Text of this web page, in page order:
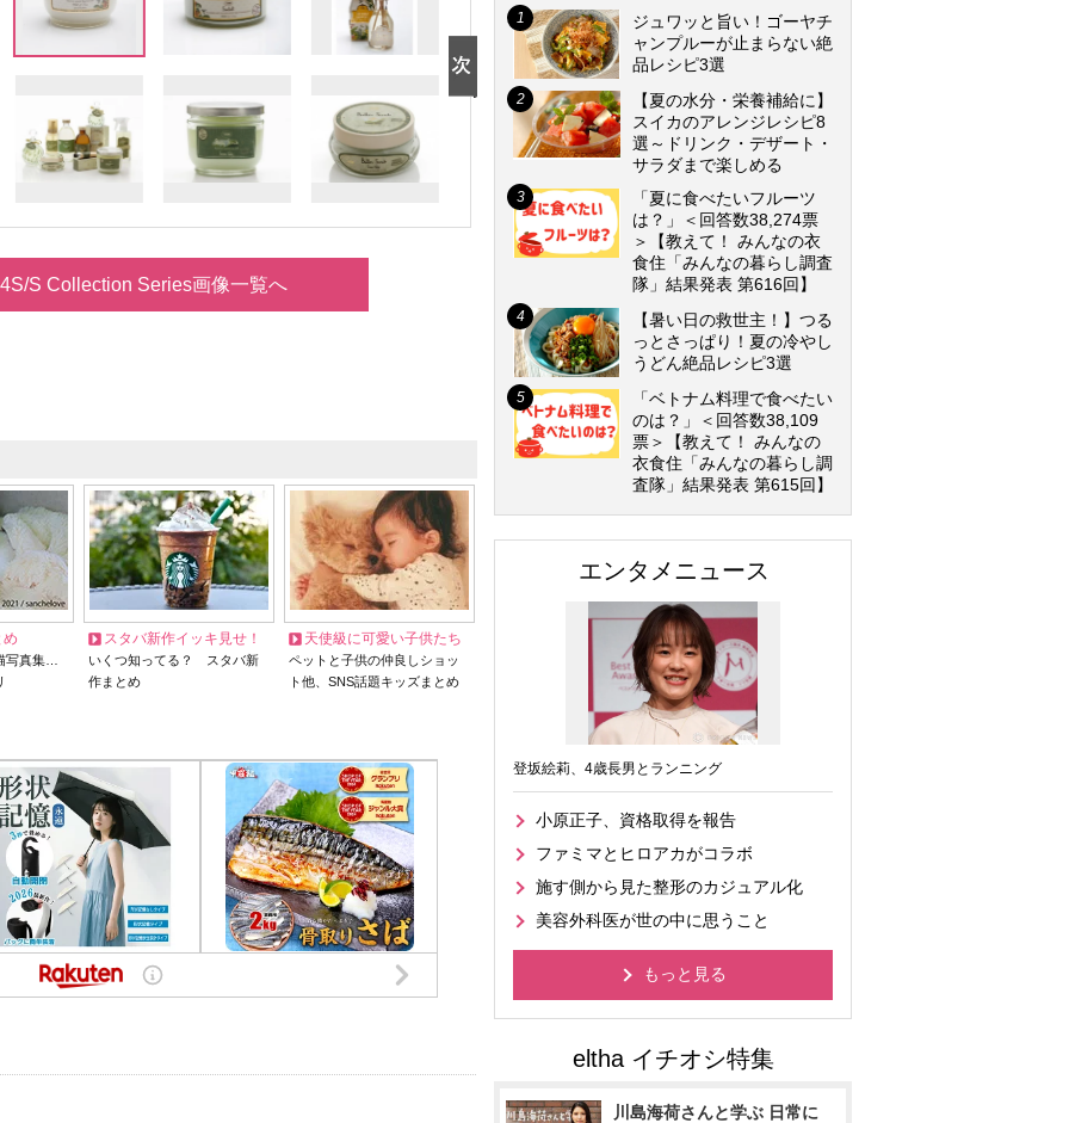
S Collection Series画像一覧へ
め
写真集…
スタバ新作イッキ見せ！
いくつ知ってる？ スタバ新
作まとめ
天使級に可愛い子供たち
ペットと子供の仲良しショッ
ト他、SNS話題キッズまとめ
ジュワッと旨い！ゴーヤチ
ャンプルーが止まらない絶
品レシピ3選
【夏の水分・栄養補給に】
スイカのアレンジレシピ8
選～ドリンク・デザート・
サラダまで楽しめる
「夏に食べたいフルーツ
は？」＜回答数38,274票
＞【教えて！ みんなの衣
食住「みんなの暮らし調査
隊」結果発表 第616回】
【暑い日の救世主！】つる
っとさっぱり！夏の冷やし
うどん絶品レシピ3選
「ベトナム料理で食べたい
のは？」＜回答数38,109
票＞【教えて！ みんなの
衣食住「みんなの暮らし調
査隊」結果発表 第615回】
エンタメニュース
登坂絵莉、4歳長男とランニング
小原正子、資格取得を報告
ファミマとヒロアカがコラボ
施す側から見た整形のカジュアル化
美容外科医が世の中に思うこと
もっと見る
川島海荷さんと学ぶ 日常に